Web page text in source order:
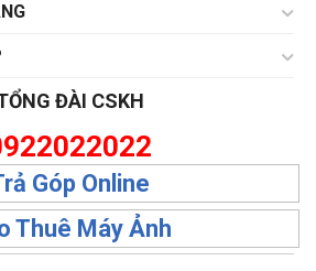
ĐÀI CSKH
Góp Online
Thuê Máy Ảnh